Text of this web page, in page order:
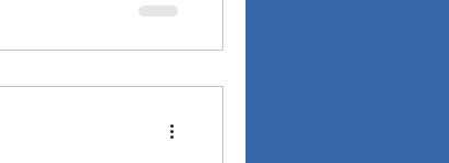
Rusia - Ucrania
un Acto de ...